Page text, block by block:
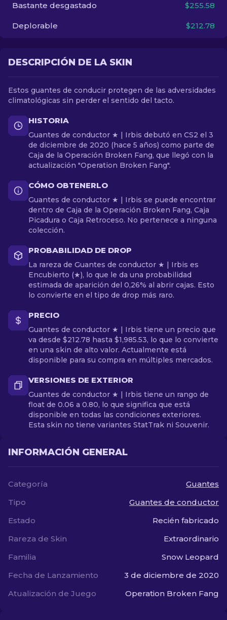
Bastante desgastado $255.58
Deplorable $212.78
DESCRIPCIÓN DE LA SKIN
Estos guantes de conducir protegen de las adversidades
climatológicas sin perder el sentido del tacto.
HISTORIA
Guantes de conductor ★ | Irbis debutó en CS2 el 3
de diciembre de 2020 (hace 5 años) como parte de
Caja de la Operación Broken Fang, que llegó con la
actualización "Operation Broken Fang".
CÓMO OBTENERLO
Guantes de conductor ★ | Irbis se puede encontrar
dentro de Caja de la Operación Broken Fang, Caja
Picadura o Caja Retroceso. No pertenece a ninguna
colección.
PROBABILIDAD DE DROP
La rareza de Guantes de conductor ★ | Irbis es
Encubierto (★), lo que le da una probabilidad
estimada de aparición del 0,26% al abrir cajas. Esto
lo convierte en el tipo de drop más raro.
PRECIO
Guantes de conductor ★ | Irbis tiene un precio que
va desde $212.78 hasta $1,985.53, lo que lo convierte
en una skin de alto valor. Actualmente está
disponible para su compra en múltiples mercados.
VERSIONES DE EXTERIOR
Guantes de conductor ★ | Irbis tiene un rango de
float de 0.06 a 0.80, lo que significa que está
disponible en todas las condiciones exteriores.
Esta skin no tiene variantes StatTrak ni Souvenir.
INFORMACIÓN GENERAL
Categoría
Guantes
Tipo
Guantes de conductor
Estado
Recién fabricado
Rareza de Skin
Extraordinario
Familia
Snow Leopard
Fecha de Lanzamiento
3 de diciembre de 2020
Atualización de Juego
Operation Broken Fang